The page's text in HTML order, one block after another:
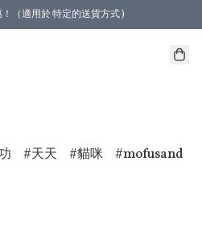
（適用於 特定的送貨方式 )
天天 貓咪
mofusand